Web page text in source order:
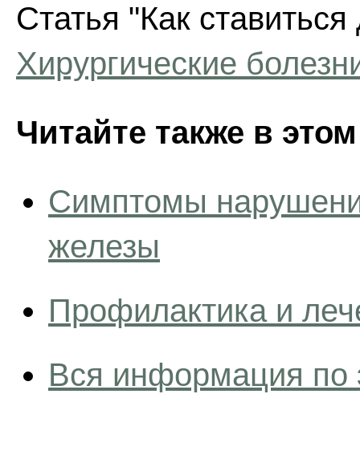
Статья "Как
Хирургические
Читайте также в
Симптомы
железы
Профилактика и
Вся информация по